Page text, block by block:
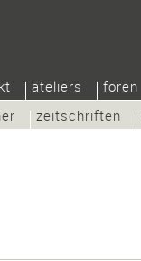
ateliers foren
zeitschriften